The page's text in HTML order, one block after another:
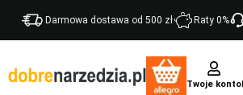
Darmowa dostawa od 500 zł Raty 0%
Twoje konto